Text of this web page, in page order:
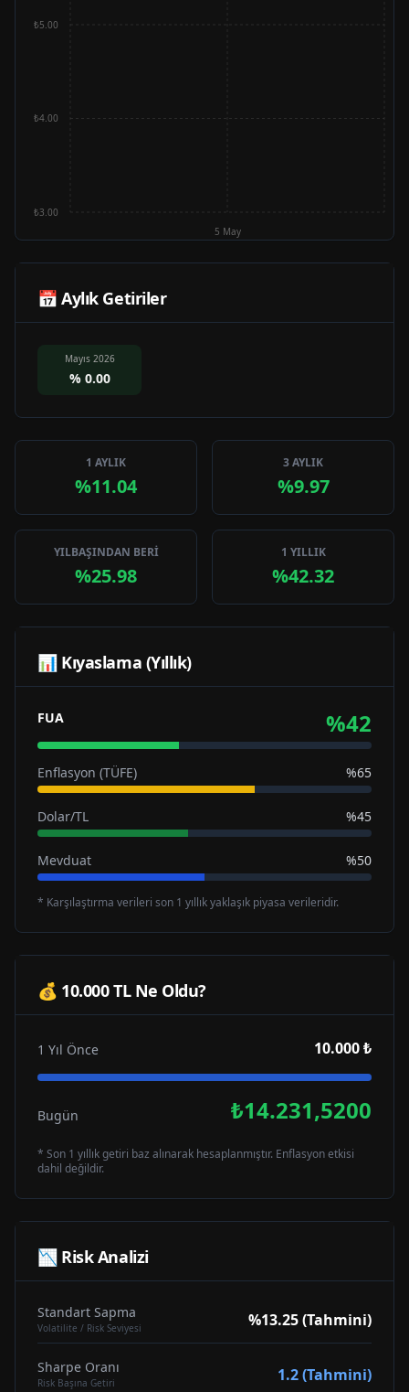
5 May
₺3.00
₺4.00
₺5.00
📅 Aylık Getiriler
Mayıs 2026
% 0.00
1 AYLIK
%11.04
3 AYLIK
%9.97
YILBAŞINDAN BERİ
%25.98
1 YILLIK
%42.32
📊 Kıyaslama (Yıllık)
FUA %42
Enflasyon (TÜFE) %65
Dolar/TL %45
Mevduat %50
* Karşılaştırma verileri son 1 yıllık yaklaşık piyasa verileridir.
💰 10.000 TL Ne Oldu?
1 Yıl Önce 10.000 ₺
Bugün ₺14.231,5200
* Son 1 yıllık getiri baz alınarak hesaplanmıştır. Enflasyon etkisi
dahil değildir.
📉 Risk Analizi
Standart Sapma
Volatilite / Risk Seviyesi %13.25 (Tahmini)
Sharpe Oranı
Risk Başına Getiri 1.2 (Tahmini)